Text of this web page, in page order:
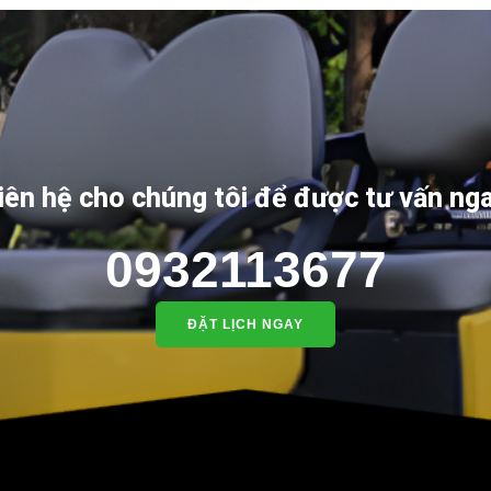
hệ cho chúng tôi để được tư vấn
0932113677
ĐẶT LỊCH NGAY